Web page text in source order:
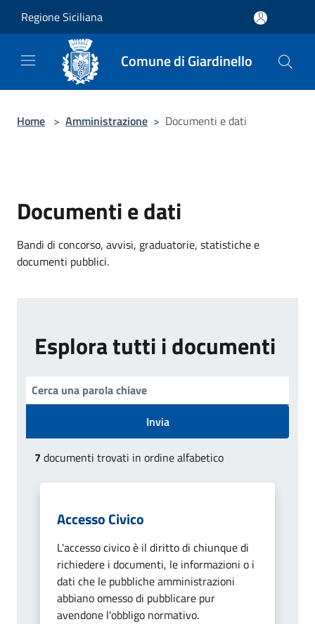
Regione Siciliana
Comune di Giardinello
Home > Amministrazione > Documenti e dati
Documenti e dati
Bandi di concorso, avvisi, graduatorie, statistiche e
documenti pubblici.
Esplora tutti i documenti
Invia
7 documenti trovati in ordine alfabetico
Accesso Civico
L'accesso civico è il diritto di chiunque di
richiedere i documenti, le informazioni o i
dati che le pubbliche amministrazioni
abbiano omesso di pubblicare pur
avendone l'obbligo normativo.